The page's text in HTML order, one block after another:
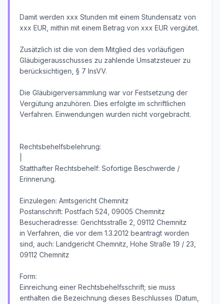
Damit werden xxx Stunden mit einem Stundensatz von
xxx EUR, mithin mit einem Betrag von xxx EUR vergütet.
Zusätzlich ist die von dem Mitglied des vorläufigen
Gläubigerausschusses zu zahlende Umsatzsteuer zu
berücksichtigen, § 7 InsVV.
Die Gläubigerversammlung war vor Festsetzung der
Vergütung anzuhören. Dies erfolgte im schriftlichen
Verfahren. Einwendungen wurden nicht vorgebracht.
Rechtsbehelfsbelehrung:
Statthafter Rechtsbehelf: Sofortige Beschwerde /
Erinnerung.
Einzulegen: Amtsgericht Chemnitz
Postanschrift: Postfach 524, 09005 Chemnitz
Besucheradresse: Gerichtsstraße 2, 09112 Chemnitz
in Verfahren, die vor dem 1.3.2012 beantragt worden
sind, auch: Landgericht Chemnitz, Hohe Straße 19 / 23,
09112 Chemnitz
Form:
Einreichung einer Rechtsbehelfsschrift; sie muss
enthalten die Bezeichnung dieses Beschlusses (Datum,